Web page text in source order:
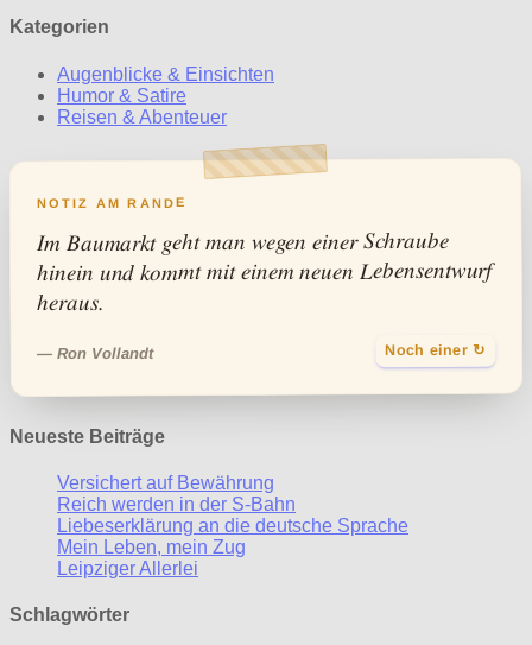
Kategorien
Augenblicke & Einsichten
Humor & Satire
Reisen & Abenteuer
NOTIZ AM RANDE
Im Baumarkt geht man wegen einer Schraube
hinein und kommt mit einem neuen Lebensentwurf
heraus.
— Ron Vollandt Noch einer ↻
Neueste Beiträge
Versichert auf Bewährung
Reich werden in der S-Bahn
Liebeserklärung an die deutsche Sprache
Mein Leben, mein Zug
Leipziger Allerlei
Schlagwörter